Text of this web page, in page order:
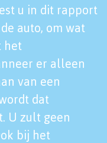
u in dit rapport
auto, om wat
het
er alleen
van een
dat
U zult geen
bij het